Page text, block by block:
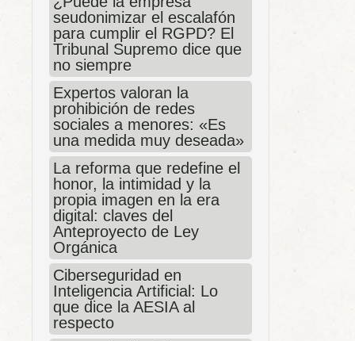
seudonimizar el escalafón
para cumplir el RGPD? El
Tribunal Supremo dice que
no siempre
Expertos valoran la
prohibición de redes
sociales a menores: «Es
una medida muy deseada»
La reforma que redefine el
honor, la intimidad y la
propia imagen en la era
digital: claves del
Anteproyecto de Ley
Orgánica
Ciberseguridad en
Inteligencia Artificial: Lo
que dice la AESIA al
respecto